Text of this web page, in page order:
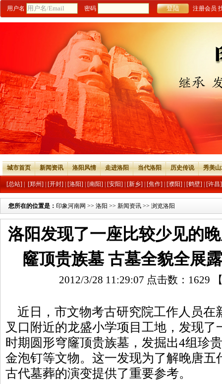
用户名 密码 注册会员
城市首页 新闻资讯 洛阳风情 走进洛阳 当代洛阳 历史传说 秀美
[总站] [郑州] [开封] [洛阳] [南阳] [安阳] [新乡] [焦作] [濮阳] [鹤壁] [许昌]
您所在的位置是： 印象河南网 >> 洛阳 >> 新闻资讯 >> 浏览洛阳
洛阳发现了一座比较少见的
窿顶贵族墓 古墓全貌全展
2012/3/28 11:29:07 点击数： 1629
近日，市文物考古研究院工作人员在
叉口附近的龙盛小学项目工地，发现
时期圆形穹窿顶贵族墓，发掘出4组珍
金泡钉等文物。这一发现为了解晚唐五
古代墓葬的演变提供了重要参考。